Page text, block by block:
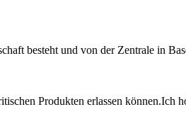
besteht und von der Zentrale in
Produkten erlassen